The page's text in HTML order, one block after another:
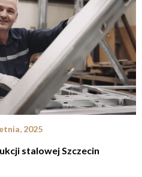
2025
stalowej Szczecin